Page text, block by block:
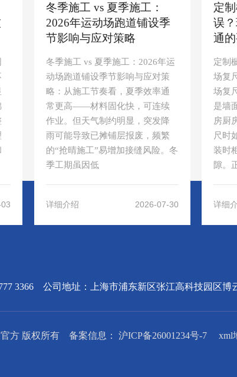
冬季施工 vs 夏季施工：
2026年运动场跑道铺设季
节影响与应对策略
冬季施工 vs 夏季施工：2026年运
动场跑道铺设季节影响与应对策
略：从施工节奏看，夏季效率通
常更高——材料固化快，可连续
作业。但天气制约明显，突发降
雨可能导致已摊铺层报废，频繁
的“抢晴施工”易增加接缝风险。冬
季工期虽因低
详细介绍 2026-07-30
定
误
通
定制
场复
场复
是墙
房厨
尺时
装时
隙。
详细
3366 公司地址：上海市浦东新区张江高科技园区博
国官方 版权所有 备案信息：沪ICP备26001234号-7 xml